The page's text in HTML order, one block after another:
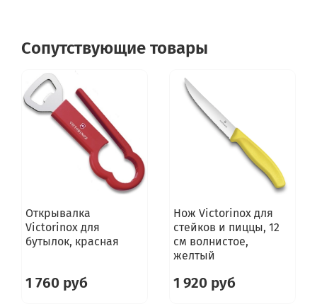
Сопутствующие товары
Открывалка
Victorinox для
бутылок, красная
1 760 руб
Нож Victorinox для
стейков и пиццы, 12
см волнистое,
желтый
1 920 руб